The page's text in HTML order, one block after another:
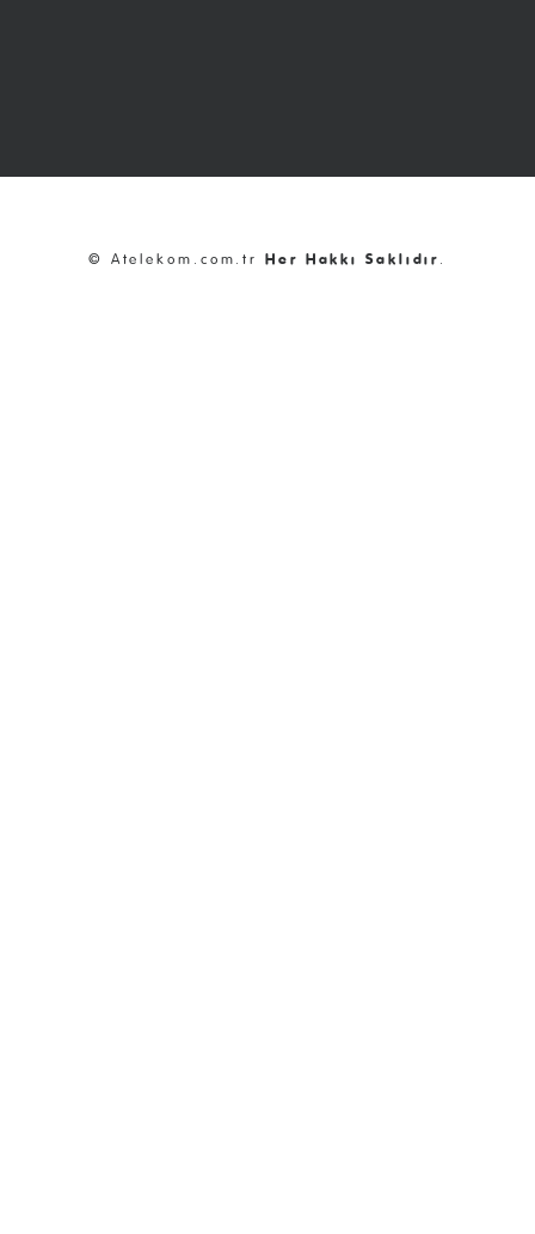
© Atelekom.com.trHer Hakkı Saklıdır .